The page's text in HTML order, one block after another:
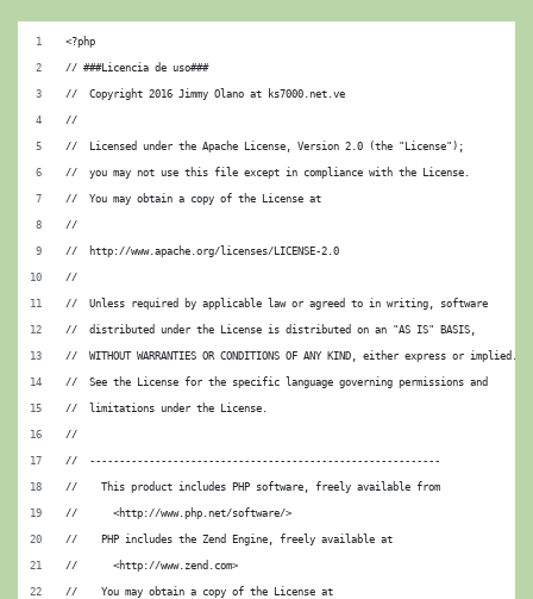
<?php
// ###Licencia de uso###
//  Copyright 2016 Jimmy Olano at ks7000.net.ve
//
//  Licensed under the Apache License, Version 2.0 (the "License");
//  you may not use this file except in compliance with the License.
//  You may obtain a copy of the License at
//
//  http://www.apache.org/licenses/LICENSE-2.0
//
//  Unless required by applicable law or agreed to in writing, software
//  distributed under the License is distributed on an "AS IS" BASIS,
//  WITHOUT WARRANTIES OR CONDITIONS OF ANY KIND, either express or implied.
//  See the License for the specific language governing permissions and
//  limitations under the License.
//
//  -----------------------------------------------------------
//    This product includes PHP software, freely available from
//      <http://www.php.net/software/>
//    PHP includes the Zend Engine, freely available at
//      <http://www.zend.com>
//    You may obtain a copy of the License at